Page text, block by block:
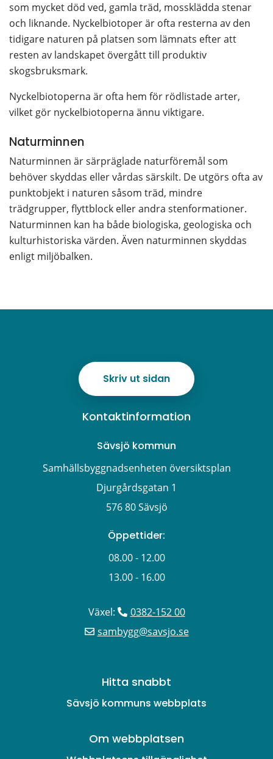
som mycket död ved, gamla träd, mossklädda stenar
och liknande. Nyckelbiotoper är ofta resterna av den
tidigare naturen på platsen som lämnats efter att
resten av landskapet övergått till produktiv
skogsbruksmark.
Nyckelbiotoperna är ofta hem för rödlistade arter,
vilket gör nyckelbiotoperna ännu viktigare.
Naturminnen
Naturminnen är särpräglade naturföremål som
behöver skyddas eller vårdas särskilt. De utgörs ofta av
punktobjekt i naturen såsom träd, mindre
trädgrupper, flyttblock eller andra stenformationer.
Naturminnen kan ha både biologiska, geologiska och
kulturhistoriska värden. Även naturminnen skyddas
enligt miljöbalken.
Skriv ut sidan
Kontaktinformation
Sävsjö kommun
Samhällsbyggnadsenheten översiktsplan
Djurgårdsgatan 1
576 80 Sävsjö
Öppettider:
08.00 - 12.00
13.00 - 16.00
Växel:
0382-152 00
sambygg@savsjo.se
Hitta snabbt
Sävsjö kommuns webbplats
Om webbplatsen